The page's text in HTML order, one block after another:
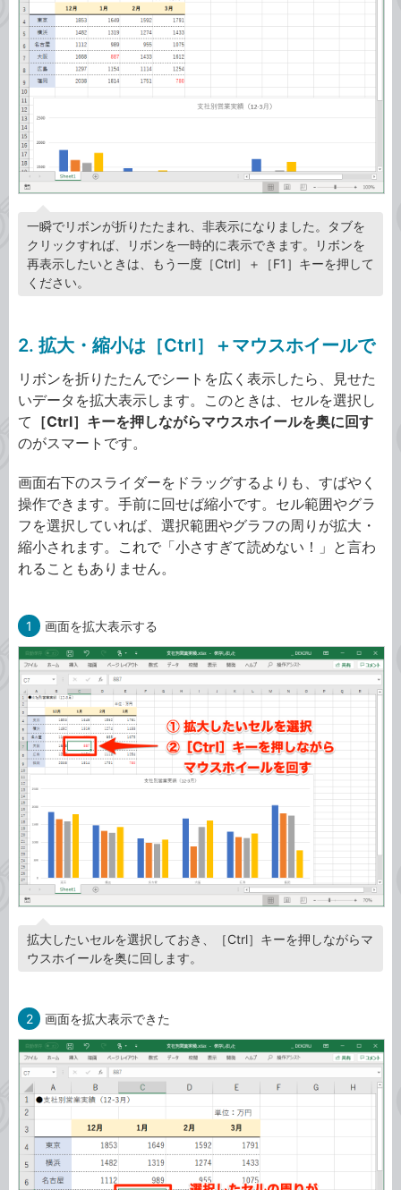
一瞬でリボンが折りたたまれ、非表示になりました。タブを
クリックすれば、リボンを一時的に表示できます。リボンを
再表示したいときは、もう一度［Ctrl］＋［F1］キーを押して
ください。
2. 拡大・縮小は［Ctrl］＋マウスホイールで
リボンを折りたたんでシートを広く表示したら、見せた
いデータを拡大表示します。このときは、セルを選択し
て ［Ctrl］キーを押しながらマウスホイールを奥に回す
のがスマートです。
画面右下のスライダーをドラッグするよりも、すばやく
操作できます。手前に回せば縮小です。セル範囲やグラ
フを選択していれば、選択範囲やグラフの周りが拡大・
縮小されます。これで「小さすぎて読めない！」と言わ
れることもありません。
1 画面を拡大表示する
拡大したいセルを選択しておき、［Ctrl］キーを押しながらマ
ウスホイールを奥に回します。
2 画面を拡大表示できた